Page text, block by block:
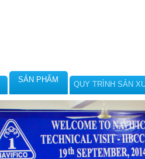
SẢN PHẨM
QUY TRÌNH SẢN